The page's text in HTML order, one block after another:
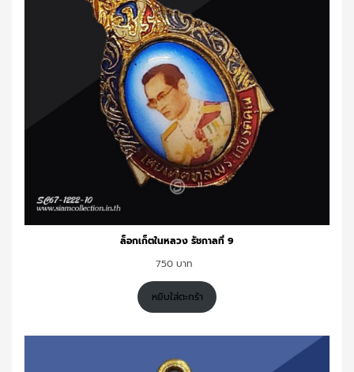
ล็อกเก็ตในหลวง รัชกาลที่ 9
750
หยิบใส่ตะกร้า